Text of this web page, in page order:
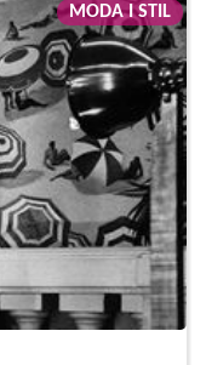
MODA I STIL